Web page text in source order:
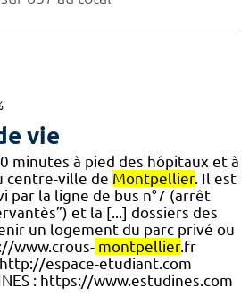
vie
minutes à pied des hôpitaux et à
centre-ville de Montpellier. Il est
par la ligne de bus n°7 (arrêt
et la [...] dossiers des
un logement du parc privé ou
www.crous- montpellier.fr
http://espace-etudiant.com
: https://www.estudines.com